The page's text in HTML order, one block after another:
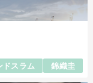
ドスラム 錦織圭